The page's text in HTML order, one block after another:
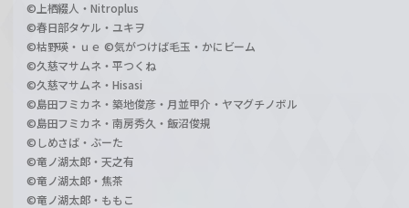
©上栖綴人・Nitroplus
©春日部タケル・ユキヲ
©枯野瑛・ｕｅ ©気がつけば毛玉・かにビーム
©久慈マサムネ・平つくね
©久慈マサムネ・Hisasi
©島田フミカネ・築地俊彦・月並甲介・ヤマグチノボル
©島田フミカネ・南房秀久・飯沼俊規
©しめさば・ぶーた
©竜ノ湖太郎・天之有
©竜ノ湖太郎・焦茶
©竜ノ湖太郎・ももこ